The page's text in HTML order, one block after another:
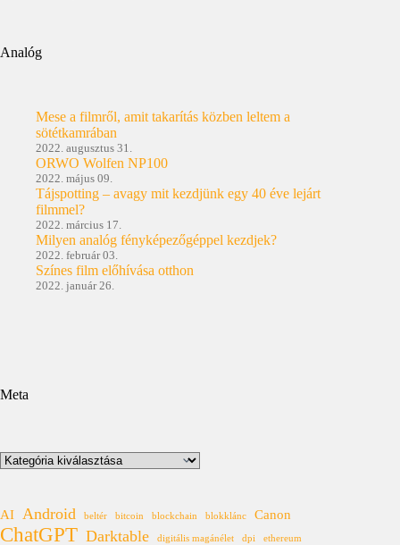
Analóg
Mese a filmről, amit takarítás közben leltem a
sötétkamrában
2022. augusztus 31.
ORWO Wolfen NP100
2022. május 09.
Tájspotting – avagy mit kezdjünk egy 40 éve lejárt
filmmel?
2022. március 17.
Milyen analóg fényképezőgéppel kezdjek?
2022. február 03.
Színes film előhívása otthon
2022. január 26.
Meta
Kategóriák
AI Android beltér bitcoin blockchain blokklánc Canon
ChatGPT Darktable digitális magánélet dpi ethereum